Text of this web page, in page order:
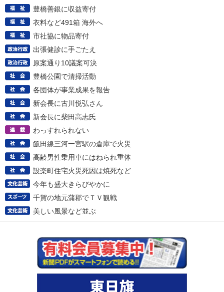
豊橋善銀に収益寄付
衣料など491箱 海外へ
市社協に物品寄付
出張健診に手ごたえ
原案通り10議案可決
豊橋公園で清掃活動
各団体が事業成果を報告
新会長に古川悦弘さん
新会長に柴田高志氏
わっすれられない
飯田線三河一宮駅の倉庫で火災
高齢男性乗用車にはねられ重体
設楽町住宅火災死因は焼死など
今年も盛大きらびやかに
千賀の地元蒲郡でＴＶ観戦
美しい風景など並ぶ